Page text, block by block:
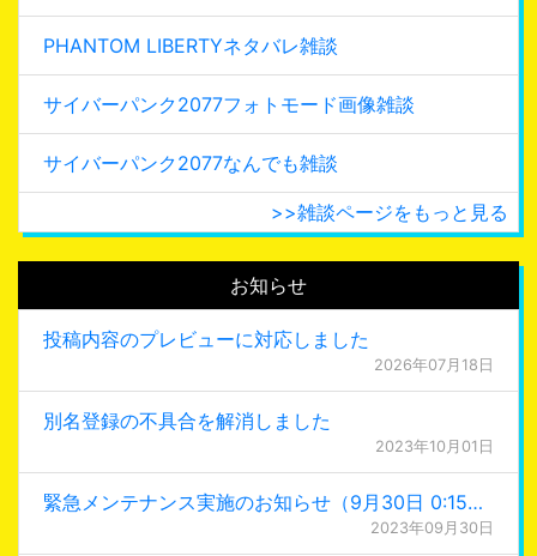
PHANTOM LIBERTYネタバレ雑談
サイバーパンク2077フォトモード画像雑談
サイバーパンク2077なんでも雑談
>>雑談ページをもっと見る
お知らせ
投稿内容のプレビューに対応しました
2026年07月18日
別名登録の不具合を解消しました
2023年10月01日
緊急メンテナンス実施のお知らせ（9月30日 0:15更新）
2023年09月30日